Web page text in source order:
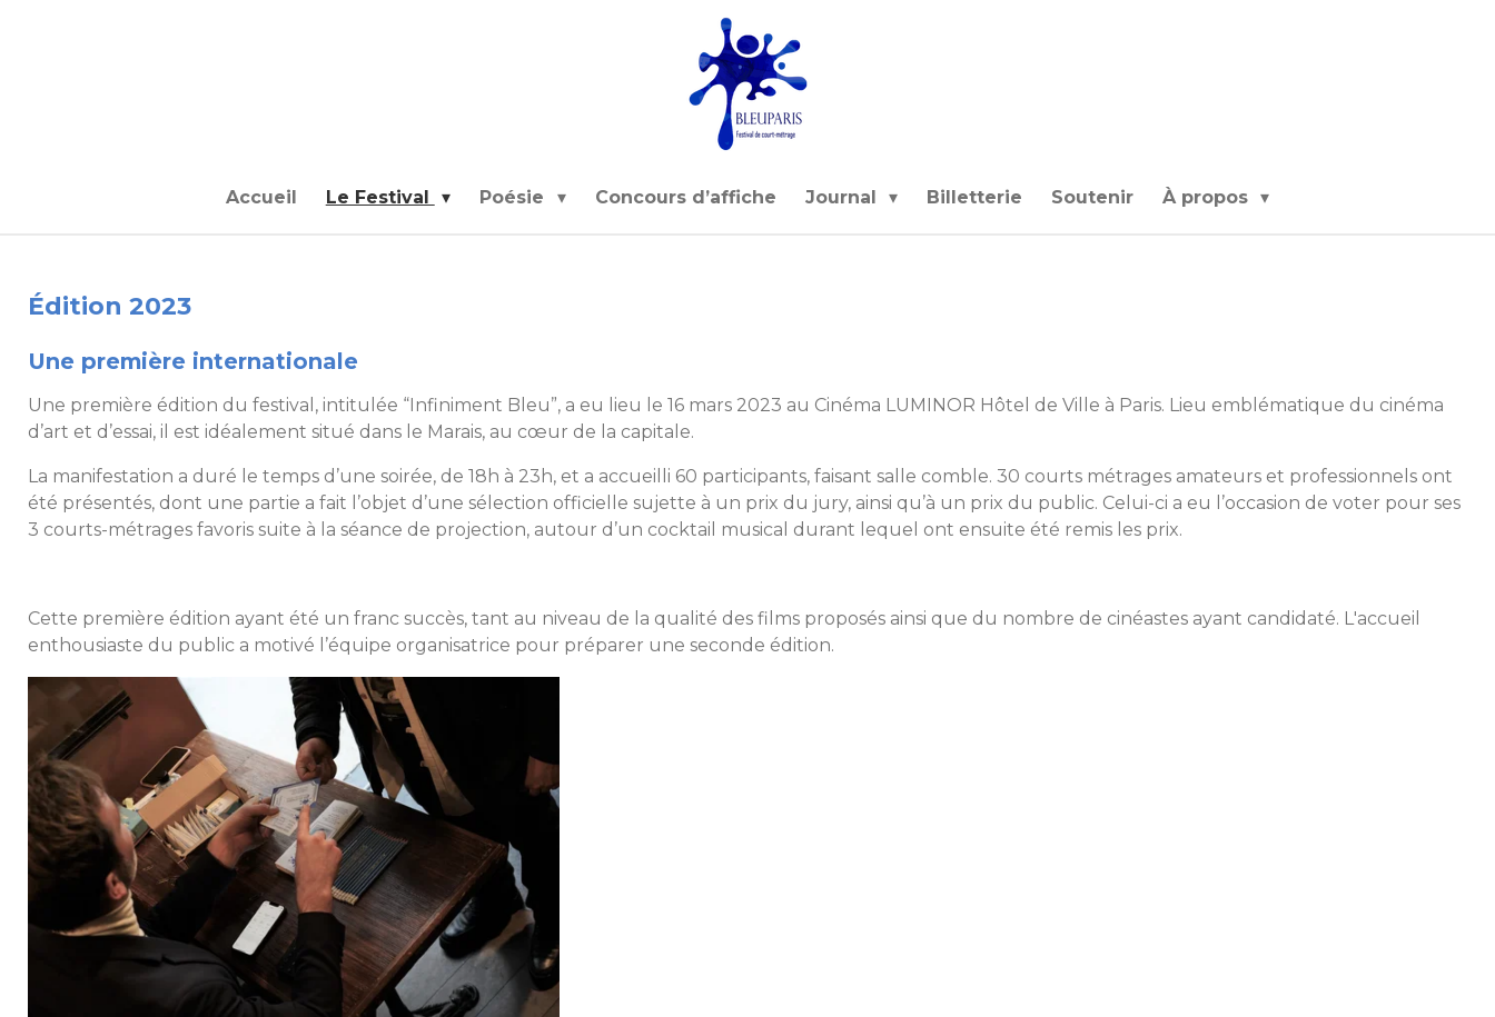
Accueil Le Festival Poésie Concours d’affiche Journal Billetterie Soutenir À propos
Édition 2023
Une première internationale
Une première édition du festival, intitulée “Infiniment Bleu”, a eu lieu le 16 mars 2023 au Cinéma LUMINOR Hôtel de Ville à Paris. Lieu emblématique du cinéma
d’art et d’essai, il est idéalement situé dans le Marais, au cœur de la capitale.
La manifestation a duré le temps d’une soirée, de 18h à 23h, et a accueilli 60 participants, faisant salle comble. 30 courts métrages amateurs et professionnels ont
été présentés, dont une partie a fait l’objet d’une sélection officielle sujette à un prix du jury, ainsi qu’à un prix du public. Celui-ci a eu l’occasion de voter pour ses
3 courts-métrages favoris suite à la séance de projection, autour d’un cocktail musical durant lequel ont ensuite été remis les prix.
Cette première édition ayant été un franc succès, tant au niveau de la qualité des films proposés ainsi que du nombre de cinéastes ayant candidaté. L'accueil
enthousiaste du public a motivé l’équipe organisatrice pour préparer une seconde édition.